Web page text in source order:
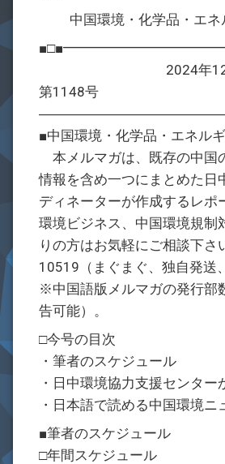
中国環境・化学品・エネ
2024年12月23
第1148号
■中国環境・化学品・エネル
本メルマガは、既存の中国
情報を含め一つにまとめた日
ディネーターが作成するレポ
環境ビジネス、中国環境規制
りの方はお気軽にご相談下さ
10519（まぐまぐ、独自発送
※中国語版メルマガの発行部
告可能）。
□今号の目次
・筆者のスケジュール
・日中環境協力支援センター
・日本語で読める中国環境ニ
■筆者のスケジュール
□年間スケジュール